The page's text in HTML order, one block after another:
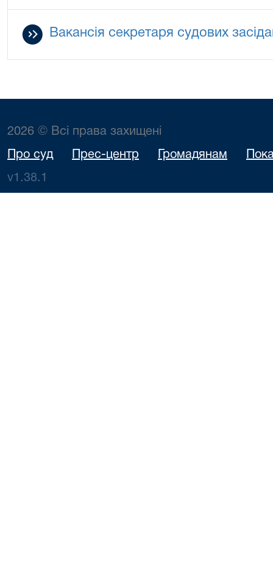
Вакансія секретаря судових
2026 © Всі права захищені
Про суд Прес-центр Громадянам
v1.38.1